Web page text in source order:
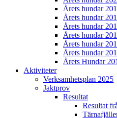
Årets hundar
Årets hundar
Årets hundar
Årets hundar
Årets hundar
Årets hundar
Årets Hundar
Aktiviteter
Verksamhetsplan 2025
Jaktprov
Resultat
Resultat